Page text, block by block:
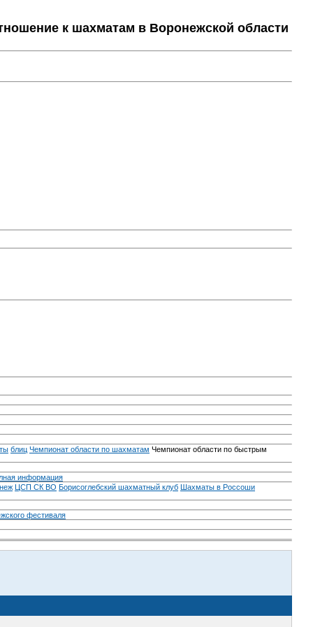
к шахматам в Воронежской области
блиц Чемпионат области по шахматам Чемпионат области по быстрым
информация
ЦСП СК ВО Борисоглебский шахматный клуб Шахматы в Россоши
фестиваля